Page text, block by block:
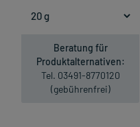
Beratung für
Produktalternativen:
Tel. 03491-8770120
(gebührenfrei)